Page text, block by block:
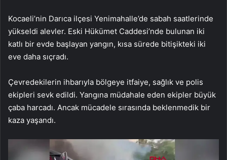
Kocaeli’nin Darıca ilçesi Yenimahalle’de sabah saatlerinde
yükseldi alevler. Eski Hükümet Caddesi’nde bulunan iki
katlı bir evde başlayan yangın, kısa sürede bitişikteki iki
eve daha sıçradı.
Çevredekilerin ihbarıyla bölgeye itfaiye, sağlık ve polis
ekipleri sevk edildi. Yangına müdahale eden ekipler büyük
çaba harcadı. Ancak mücadele sırasında beklenmedik bir
kaza yaşandı.